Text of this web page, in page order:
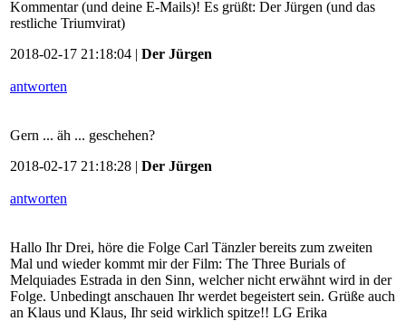
Kommentar (und deine E-Mails)! Es grüßt: Der Jürgen (und das
restliche Triumvirat)
2018-02-17 21:18:04 | Der Jürgen
antworten
Gern ... äh ... geschehen?
2018-02-17 21:18:28 | Der Jürgen
antworten
Hallo Ihr Drei, höre die Folge Carl Tänzler bereits zum zweiten
Mal und wieder kommt mir der Film: The Three Burials of
Melquiades Estrada in den Sinn, welcher nicht erwähnt wird in der
Folge. Unbedingt anschauen Ihr werdet begeistert sein. Grüße auch
an Klaus und Klaus, Ihr seid wirklich spitze!! LG Erika